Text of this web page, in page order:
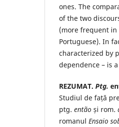
ones. The
of the two
(more frequent in
Portuguese). In
characterized by
dependence – is
REZUMAT. Ptg.
Studiul de față
ptg. então și rom.
romanul Ensaio